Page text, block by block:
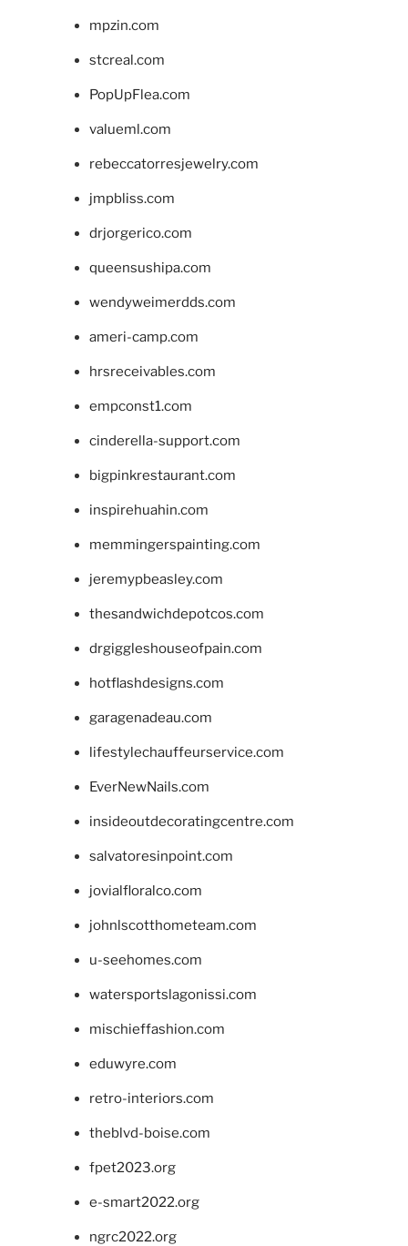
mpzin.com
stcreal.com
PopUpFlea.com
valueml.com
rebeccatorresjewelry.com
jmpbliss.com
drjorgerico.com
queensushipa.com
wendyweimerdds.com
ameri-camp.com
hrsreceivables.com
empconst1.com
cinderella-support.com
bigpinkrestaurant.com
inspirehuahin.com
memmingerspainting.com
jeremypbeasley.com
thesandwichdepotcos.com
drgiggleshouseofpain.com
hotflashdesigns.com
garagenadeau.com
lifestylechauffeurservice.com
EverNewNails.com
insideoutdecoratingcentre.com
salvatoresinpoint.com
jovialfloralco.com
johnlscotthometeam.com
u-seehomes.com
watersportslagonissi.com
mischieffashion.com
eduwyre.com
retro-interiors.com
theblvd-boise.com
fpet2023.org
e-smart2022.org
ngrc2022.org